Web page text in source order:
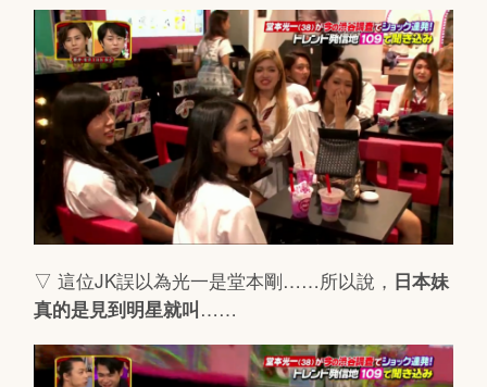
▽ 這位JK誤以為光一是堂本剛……所以說， 日本妹
真的是見到明星就叫……